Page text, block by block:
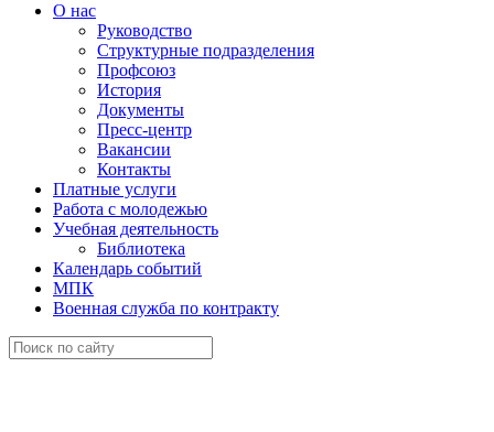
О нас
Руководство
Структурные подразделения
Профсоюз
История
Документы
Пресс-центр
Вакансии
Контакты
Платные услуги
Работа с молодежью
Учебная деятельность
Библиотека
Календарь событий
МПК
Военная служба по контракту